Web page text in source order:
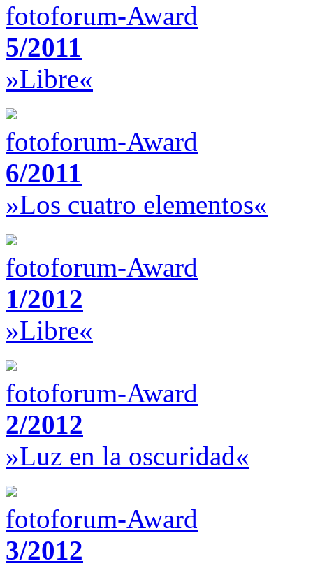
fotoforum-Award
5/2011
»Libre«
fotoforum-Award
6/2011
»Los cuatro elementos«
fotoforum-Award
1/2012
»Libre«
fotoforum-Award
2/2012
»Luz en la oscuridad«
fotoforum-Award
3/2012